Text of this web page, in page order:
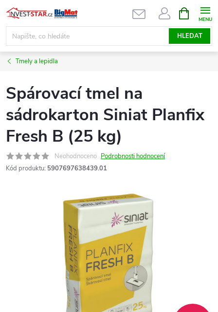
Přejít
na
obsah
HLEDAT
NÁKUPNÍ
KOŠÍK
Tmely a lepidla
Spárovací tmel na
sádrokarton Siniat Planfix
Fresh B (25 kg)
Neohodnoceno Podrobnosti hodnocení
Kód produktu: 5907697638439.01